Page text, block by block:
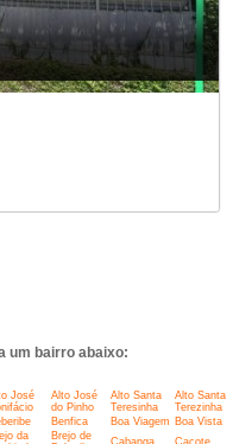
um bairro abaixo:
José
Alto José
do Pinho
Alto Santa
Teresinha
Alto Santa
Terezinha
Benfica Boa Viagem Boa Vista
da
Brejo de